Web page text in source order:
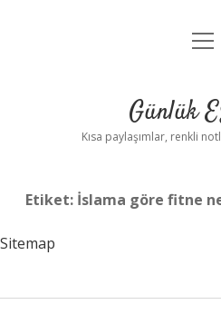
Yasal
Günlük
Kısa paylaşımlar, renkli
Etiket: İslama göre fitne
Sitemap